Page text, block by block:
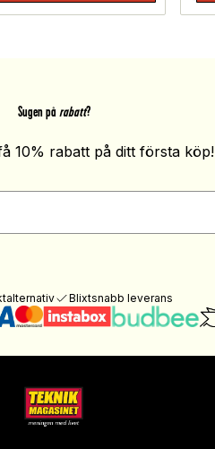
Sugen på rabatt?
10% rabatt på ditt första köp!
Blixtsnabb leverans